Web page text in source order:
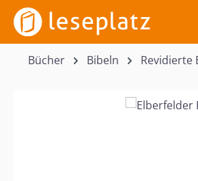
Hauptinhalt springen
Zur Suche springen
Zur Hauptnavigation springen
Bücher Bibeln Revidierte
Bildergalerie überspringen